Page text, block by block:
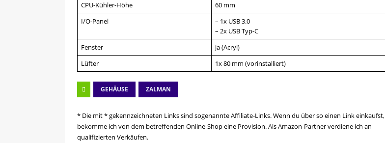
CPU-Kühler-Höhe
60 mm
I/O-Panel
– 1x USB 3.0
– 2x USB Typ-C
Fenster
ja (Acryl)
Lüfter
1x 80 mm (vorinstalliert)
GEHÄUSE ZALMAN
* Die mit * gekennzeichneten Links sind sogenannte Affiliate-Links. Wenn du über so einen Link einkaufst,
bekomme ich von dem betreffenden Online-Shop eine Provision. Als Amazon-Partner verdiene ich an
qualifizierten Verkäufen.